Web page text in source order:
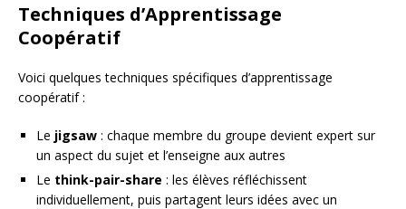
Techniques d’Apprentissage
Coopératif
Voici quelques techniques spécifiques d’apprentissage
coopératif :
Le jigsaw : chaque membre du groupe devient expert sur
un aspect du sujet et l’enseigne aux autres
Le think-pair-share : les élèves réfléchissent
individuellement, puis partagent leurs idées avec un